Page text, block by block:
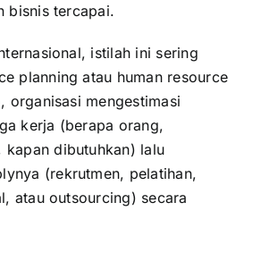
bisnis tercapai.
istilah ini sering
planning atau human resource
organisasi mengestimasi
kerja (berapa orang,
kapan dibutuhkan) lalu
(rekrutmen, pelatihan,
atauoutsourcing) secara